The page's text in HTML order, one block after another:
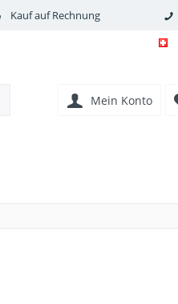
Kauf auf Rechnung
Mein Konto